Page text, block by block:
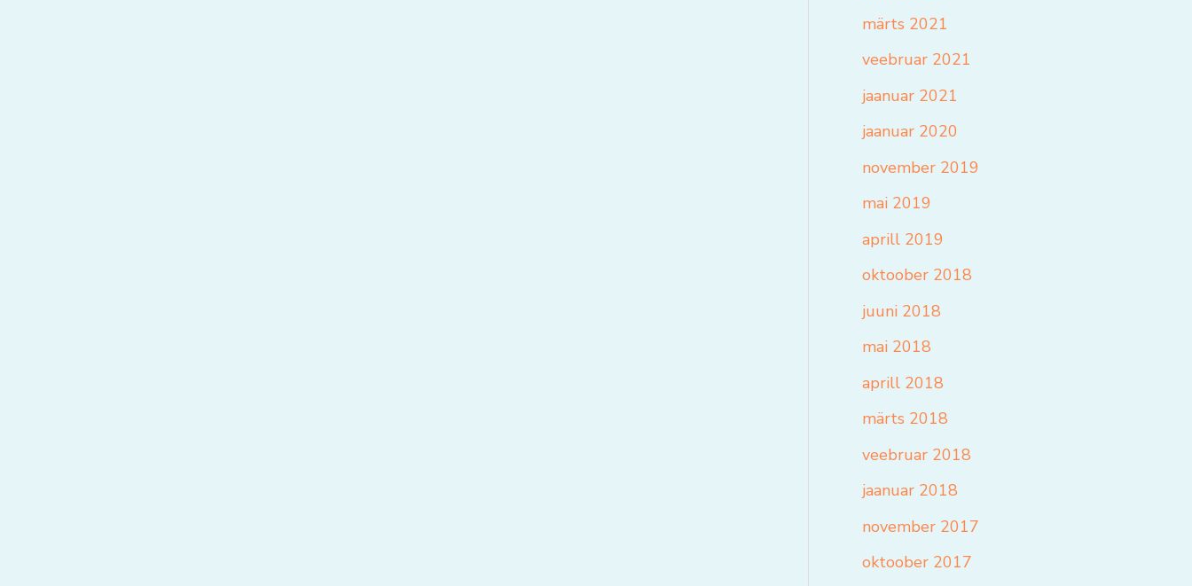
märts 2021
veebruar 2021
jaanuar 2021
jaanuar 2020
november 2019
mai 2019
aprill 2019
oktoober 2018
juuni 2018
mai 2018
aprill 2018
märts 2018
veebruar 2018
jaanuar 2018
november 2017
oktoober 2017